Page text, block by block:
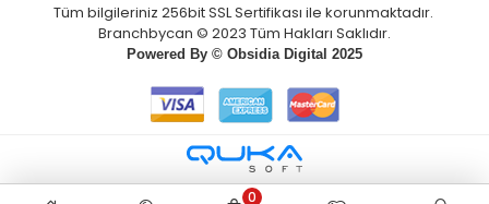
Tüm bilgileriniz 256bit SSL Sertifikası ile korunmaktadır.
Branchbycan © 2023 Tüm Hakları Saklıdır.
Powered By © Obsidia Digital 2025
0